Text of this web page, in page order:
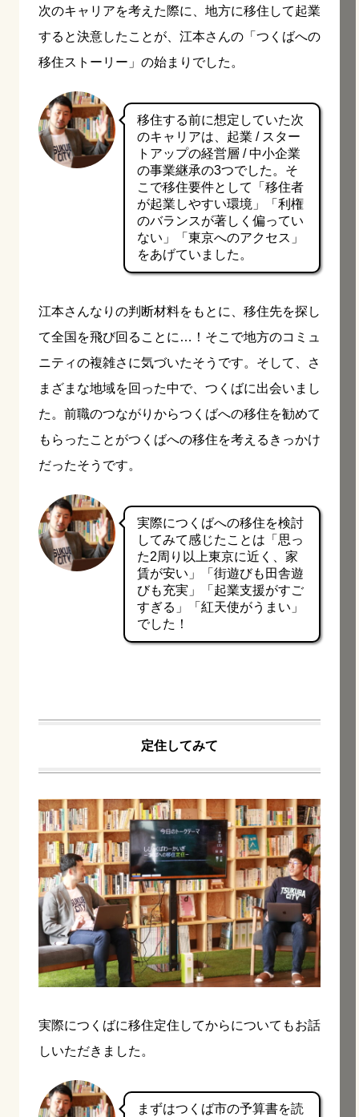
次のキャリアを考えた際に、地方に移住して起業
すると決意したことが、江本さんの「つくばへの
移住ストーリー」の始まりでした。
移住する前に想定していた次
のキャリアは、起業 / スター
トアップの経営層 / 中小企業
の事業継承の3つでした。そ
こで移住要件として「移住者
が起業しやすい環境」「利権
のバランスが著しく偏ってい
ない」「東京へのアクセス」
をあげていました。
江本さんなりの判断材料をもとに、移住先を探し
て全国を飛び回ることに…！そこで地方のコミュ
ニティの複雑さに気づいたそうです。そして、さ
まざまな地域を回った中で、つくばに出会いまし
た。前職のつながりからつくばへの移住を勧めて
もらったことがつくばへの移住を考えるきっかけ
だったそうです。
実際につくばへの移住を検討
してみて感じたことは「思っ
た2周り以上東京に近く、家
賃が安い」「街遊びも田舎遊
びも充実」「起業支援がすご
すぎる」「紅天使がうまい」
でした！
定住してみて
実際につくばに移住定住してからについてもお話
しいただきました。
まずはつくば市の予算書を読